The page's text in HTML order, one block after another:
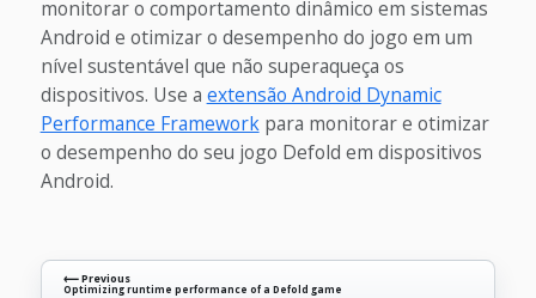
monitorar o comportamento dinâmico em sistemas
Android e otimizar o desempenho do jogo em um
nível sustentável que não superaqueça os
dispositivos. Use a extensão Android Dynamic
Performance Frameworkpara monitorar e otimizar
o desempenho do seu jogo Defold em dispositivos
Android.
⟵ Previous
Optimizing runtime performance of a Defold game